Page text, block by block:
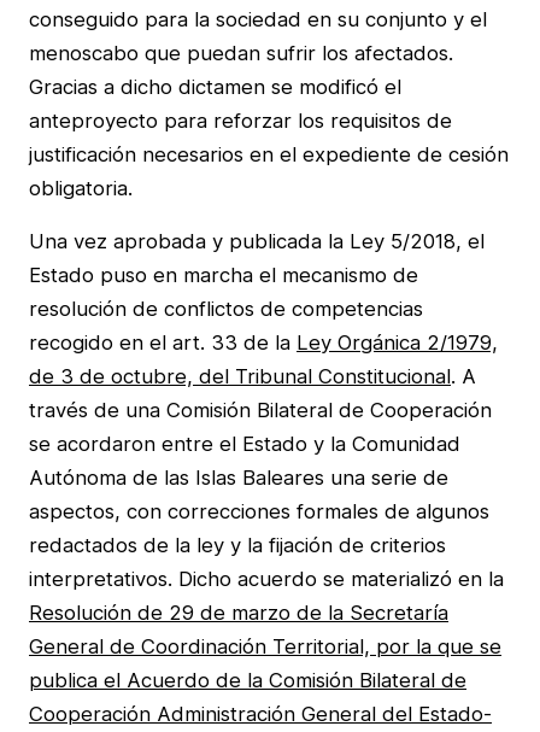
conseguido para la sociedad en su conjunto y el
menoscabo que puedan sufrir los afectados.
Gracias a dicho dictamen se modificó el
anteproyecto para reforzar los requisitos de
justificación necesarios en el expediente de cesión
obligatoria.
Una vez aprobada y publicada la Ley 5/2018, el
Estado puso en marcha el mecanismo de
resolución de conflictos de competencias
recogido en el art. 33 de la Ley Orgánica 2/1979,
de 3 de octubre, del Tribunal Constitucional. A
través de una Comisión Bilateral de Cooperación
se acordaron entre el Estado y la Comunidad
Autónoma de las Islas Baleares una serie de
aspectos, con correcciones formales de algunos
redactados de la ley y la fijación de criterios
interpretativos. Dicho acuerdo se materializó en la
Resolución de 29 de marzo de la Secretaría
General de Coordinación Territorial, por la que se
publica el Acuerdo de la Comisión Bilateral de
Cooperación Administración General del Estado-